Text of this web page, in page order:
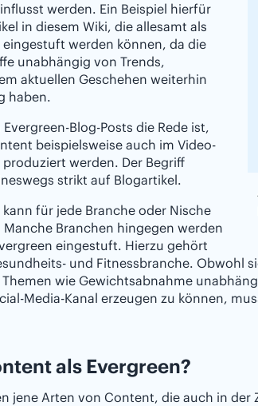
werden. Ein Beispiel hierfür
in diesem Wiki, die allesamt als
werden können, da die
unabhängig von Trends,
aktuellen Geschehen weiterhin
haben.
Blog-Posts die Rede ist,
beispielsweise auch im Video-
werden. Der Begriff
strikt auf Blogartikel.
für jede Branche oder Nische
Branchen hingegen werden
eingestuft. Hierzu gehört
und Fitnessbranche. Obwohl
wie Gewichtsabnahme
Media-Kanal erzeugen zu können,
als Evergreen?
jene Arten von Content, die auch in